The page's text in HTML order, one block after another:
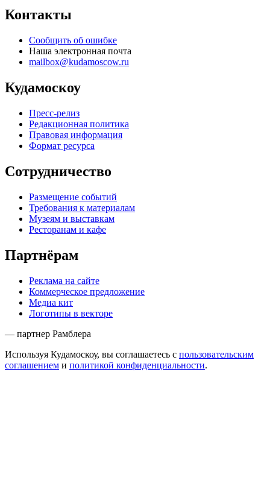
Контакты
Сообщить об ошибке
Наша электронная почта
mailbox@kudamoscow.ru
Кудамоскоу
Пресс-релиз
Редакционная политика
Правовая информация
Формат ресурса
Сотрудничество
Размещение событий
Требования к материалам
Музеям и выставкам
Ресторанам и кафе
Партнёрам
Реклама на сайте
Коммерческое предложение
Медиа кит
Логотипы в векторе
— партнер Рамблера
Используя Кудамоскоу, вы соглашаетесь с пользовательским
соглашением и политикой конфиденциальности.